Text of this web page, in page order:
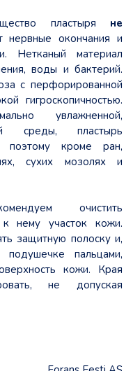
пластыря не
нервные окончания и
Нетканый материал
воды и бактерий.
с перфорированной
гигроскопичностью.
увлажненной,
среды, пластырь
поэтому кроме ран,
сухих мозолях и
очистить
нему участок кожи.
защитную полоску и,
пальцами,
кожи. Края
не допуская